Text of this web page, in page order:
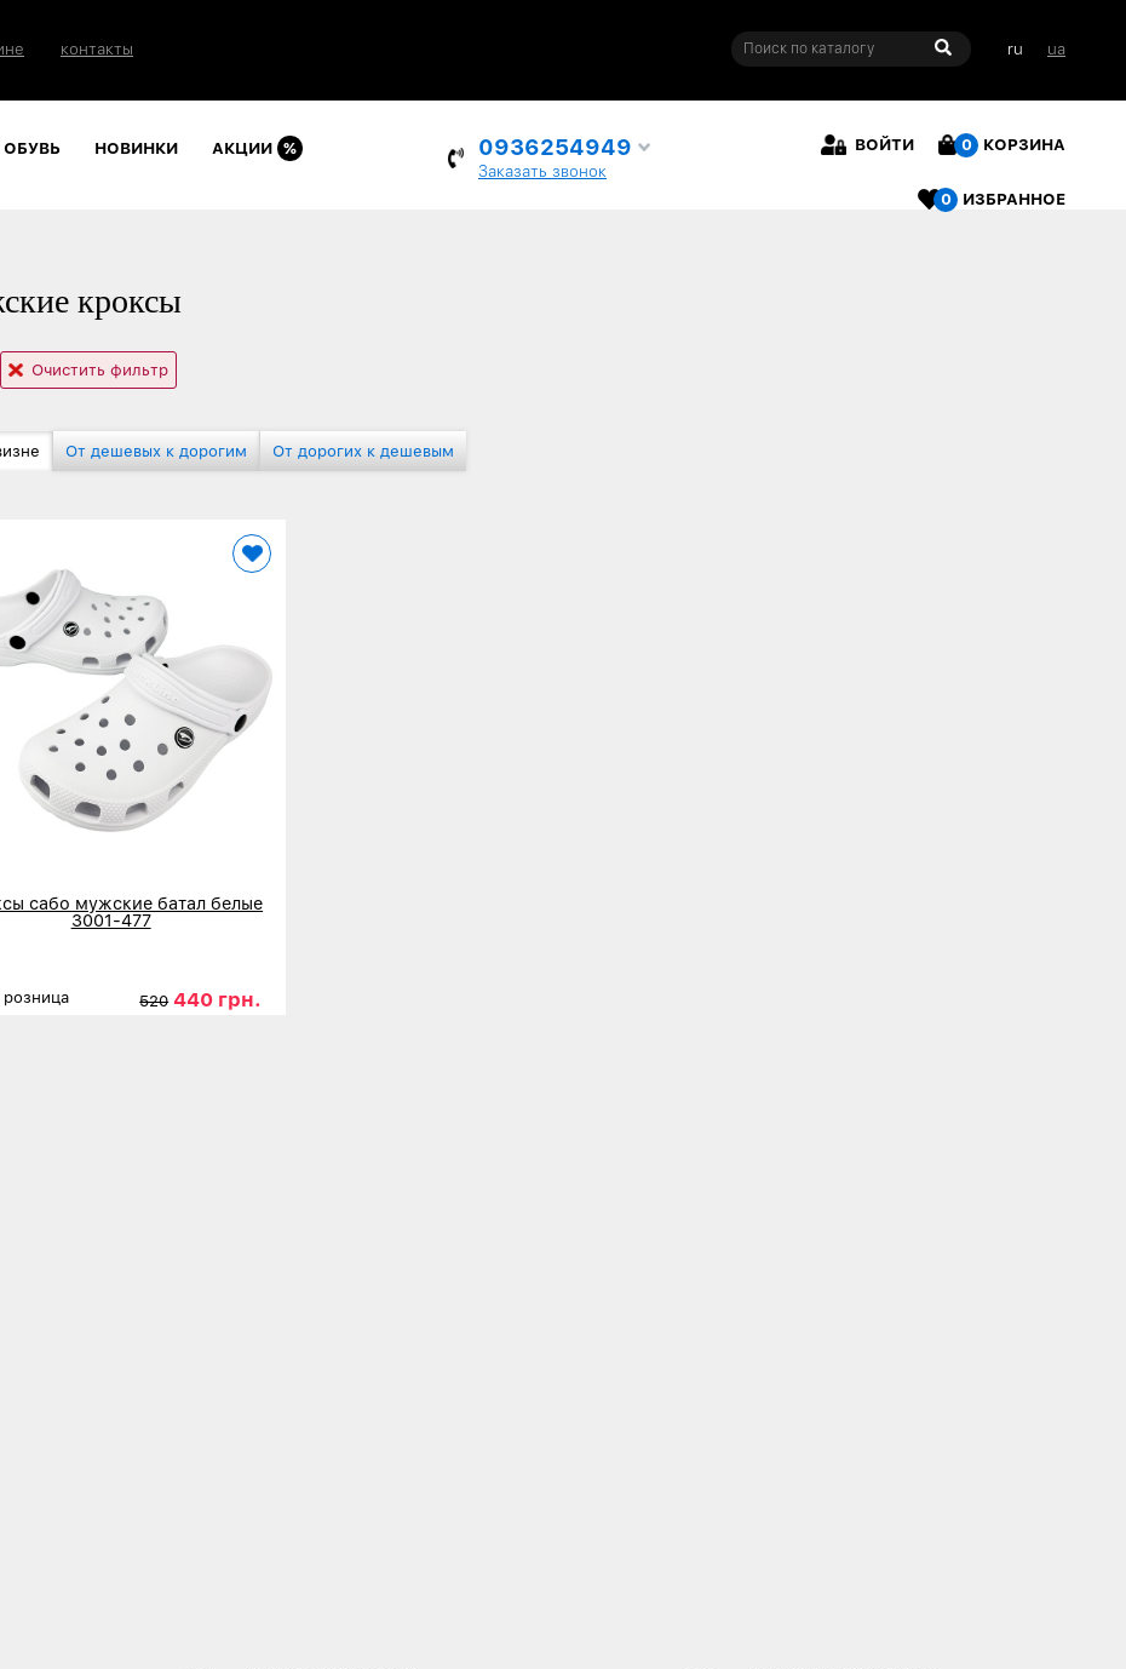
контакты ru ua
ОБУВЬ НОВИНКИ АКЦИИ % 0936254949
Заказать звонок
0 КОРЗИНА
ВОЙТИ
0 ИЗБРАННОЕ
кроксы
Очистить фильтр
От дешевых к дорогим От дорогих к дешевым
сабо мужские батал белые
3001-477
520 440 грн.